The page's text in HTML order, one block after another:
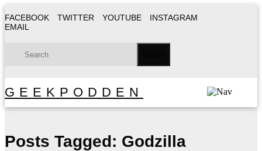
FACEBOOK TWITTER YOUTUBE
INSTAGRAM
EMAIL
GEEKPODDEN
Posts Tagged: Godzilla